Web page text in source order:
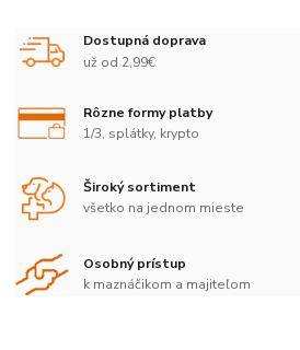
Dostupná doprava
už od 2,99€
Rôzne formy platby
1/3, splátky, krypto
Široký sortiment
všetko na jednom mieste
Osobný prístup
k maznáčikom a majiteľom